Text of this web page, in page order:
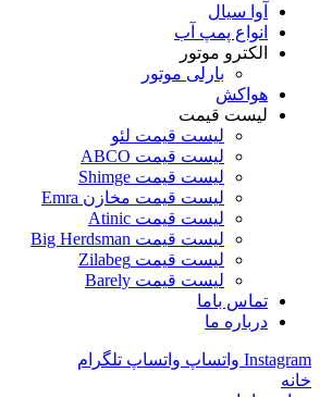
آوا سیال
انواع پمپ آب
الکترو موتور
بارلی موتور
هواکش
لیست قیمت
لیست قیمت لئو
لیست قیمت ABCO
لیست قیمت Shimge
لیست قیمت مخازن Emra
لیست قیمت Atinic
لیست قیمت Big Herdsman
لیست قیمت Zilabeg
لیست قیمت Barely
تماس باما
درباره ما
Instagram واتساپ واتساپ تلگرام
خانه